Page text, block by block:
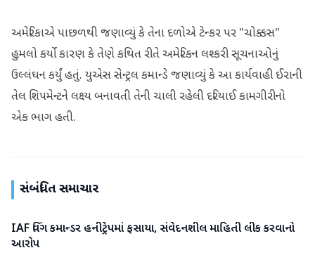
અમેરિકાએ પાછળથી જણાવ્યું કે તેના દળોએ ટેન્કર પર "ચોક્કસ"
હુમલો કર્યો કારણ કે તેણે કથિત રીતે અમેરિકન લશ્કરી સૂચનાઓનું
ઉલ્લંઘન કર્યું હતું. યુએસ સેન્ટ્રલ કમાન્ડે જણાવ્યું કે આ કાર્યવાહી ઈરાની
તેલ શિપમેન્ટને લક્ષ્ય બનાવતી તેની ચાલી રહેલી દરિયાઈ કામગીરીનો
એક ભાગ હતી.
સંબંધિત સમાચાર
રાષ્ટ્રીય
IAF વિંગ કમાન્ડર હનીટ્રેપમાં ફસાયા, સંવેદનશીલ માહિતી લીક કરવાનો
આરોપ